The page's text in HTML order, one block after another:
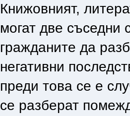
Книжовният,
могат две съседни
гражданите да
негативни
преди това се е
се разберат